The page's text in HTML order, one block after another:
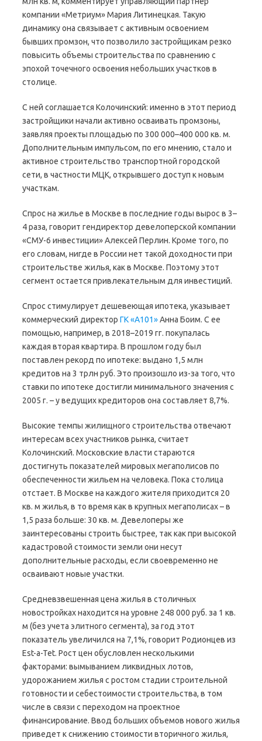
компании «Метриум» Мария Литинецкая. Такую
динамику она связывает с активным освоением
бывших промзон, что позволило застройщикам резко
повысить объемы строительства по сравнению с
эпохой точечного освоения небольших участков в
столице.
С ней соглашается Колочинский: именно в этот период
застройщики начали активно осваивать промзоны,
заявляя проекты площадью по 300 000–400 000 кв. м.
Дополнительным импульсом, по его мнению, стало и
активное строительство транспортной городской
сети, в частности МЦК, открывшего доступ к новым
участкам.
Спрос на жилье в Москве в последние годы вырос в 3–
4 раза, говорит гендиректор девелоперской компании
«СМУ-6 инвестиции» Алексей Перлин. Кроме того, по
его словам, нигде в России нет такой доходности при
строительстве жилья, как в Москве. Поэтому этот
сегмент остается привлекательным для инвестиций.
Спрос стимулирует дешевеющая ипотека, указывает
коммерческий директор ГК «А101»Анна Боим. С ее
помощью, например, в 2018–2019 гг. покупалась
каждая вторая квартира. В прошлом году был
поставлен рекорд по ипотеке: выдано 1,5 млн
кредитов на 3 трлн руб. Это произошло из-за того, что
ставки по ипотеке достигли минимального значения с
2005 г. – у ведущих кредиторов она составляет 8,7%.
Высокие темпы жилищного строительства отвечают
интересам всех участников рынка, считает
Колочинский. Московские власти стараются
достигнуть показателей мировых мегаполисов по
обеспеченности жильем на человека. Пока столица
отстает. В Москве на каждого жителя приходится 20
кв. м жилья, в то время как в крупных мегаполисах – в
1,5 раза больше: 30 кв. м. Девелоперы же
заинтересованы строить быстрее, так как при высокой
кадастровой стоимости земли они несут
дополнительные расходы, если своевременно не
осваивают новые участки.
Средневзвешенная цена жилья в столичных
новостройках находится на уровне 248 000 руб. за 1 кв.
м (без учета элитного сегмента), за год этот
показатель увеличился на 7,1%, говорит Родионцев из
Est-a-Tet. Рост цен обусловлен несколькими
факторами: вымыванием ликвидных лотов,
удорожанием жилья с ростом стадии строительной
готовности и себестоимости строительства, в том
числе в связи с переходом на проектное
финансирование. Ввод больших объемов нового жилья
приведет к снижению стоимости вторичного жилья,